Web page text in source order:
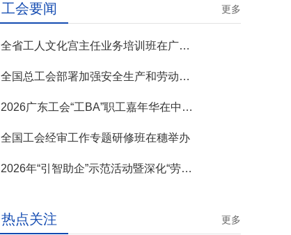
工会要闻 更多
全省工人文化宫主任业务培训班在广州开班
全国总工会部署加强安全生产和劳动保护工作
2026广东工会“工BA”职工嘉年华在中山举行
全国工会经审工作专题研修班在穗举办
2026年“引智助企”示范活动暨深化“劳模工匠进万企”专项行动启动
热点关注 更多